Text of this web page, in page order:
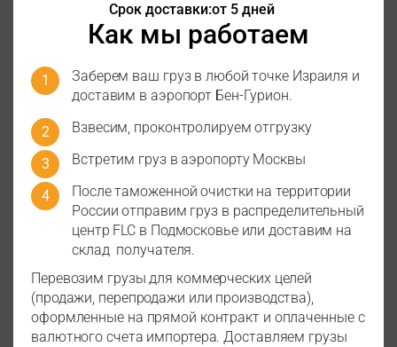
Срок доставки:от 5 дней
Как мы работаем
Заберем ваш груз в любой точке Израиля и
доставим в аэропорт Бен-Гурион.
Взвесим, проконтролируем отгрузку
Встретим груз в аэропорту Москвы
После таможенной очистки на территории
России отправим груз в распределительный
центр FLC в Подмосковье или доставим на
склад получателя.
Перевозим грузы для коммерческих целей
(продажи, перепродажи или производства),
оформленные на прямой контракт и оплаченные с
валютного счета импортера. Доставляем грузы